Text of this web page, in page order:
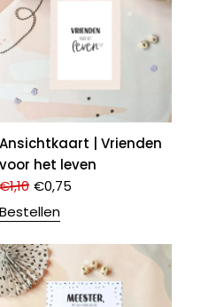
Ansichtkaart | Vrienden
voor het leven
€1,10 €0,75
Bestellen